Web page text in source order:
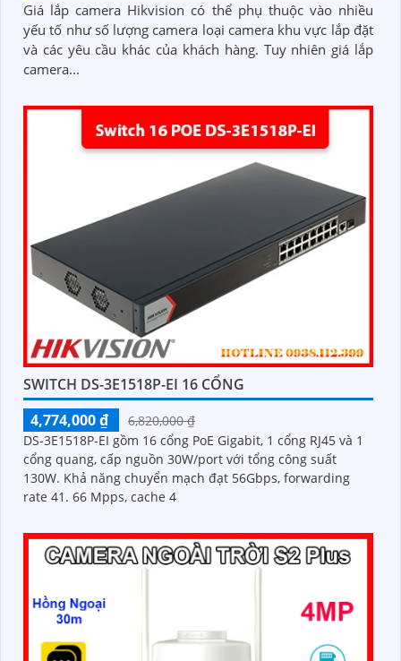
Giá lắp camera Hikvision có thể phụ thuộc vào nhiều
yếu tố như số lượng camera loại camera khu vực lắp đặt
và các yêu cầu khác của khách hàng. Tuy nhiên giá lắp
camera...
SWITCH DS-3E1518P-EI 16 CỔNG
4,774,000 ₫
6,820,000 ₫
DS-3E1518P-EI gồm 16 cổng PoE Gigabit, 1 cổng RJ45 và 1
cổng quang, cấp nguồn 30W/port với tổng công suất
130W. Khả năng chuyển mạch đạt 56Gbps, forwarding
rate 41. 66 Mpps, cache 4